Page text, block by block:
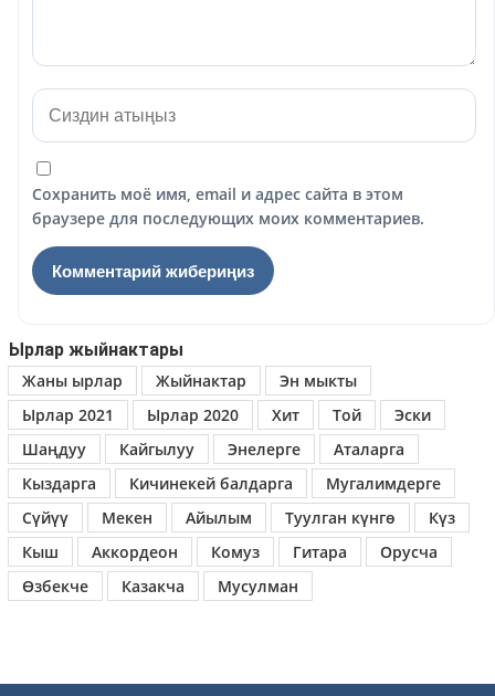
Сохранить моё имя, email и адрес сайта в этом
браузере для последующих моих комментариев.
Ырлар жыйнактары
Жаны ырлар
Жыйнактар
Эн мыкты
Ырлар 2021
Ырлар 2020 Хит Той
Эски
Шаңдуу
Кайгылуу Энелерге
Аталарга
Кыздарга
Кичинекей балдарга
Мугалимдерге
Сүйүү
Мекен Айылым Туулган күнгө
Күз
Кыш
Аккордеон Комуз Гитара
Орусча
Өзбекче
Казакча Мусулман